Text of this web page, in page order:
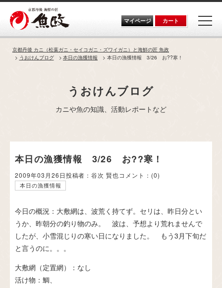
Skip
content
マイページ カート
京都丹後 カニ（松葉ガニ・セイコガニ・ズワイガニ）と海鮮の匠 魚政
うおけんブログ
本日の漁獲情報 本日の漁獲情報 3/26 お??寒！
うおけんブログ
カニや魚の知識、活動レポートなど
本日の漁獲情報 3/26 お??寒！
2009年03月26日投稿者：谷次 賢也コメント： (0)
本日の漁獲情報
今日の概況：大敷網は、波荒く持てず。セリは、昨日分とい
うか、昨朝分の釣り物のみ。 波は、予想より荒れませんで
したが、小雪混じりの寒い日になりました。 もう3月下旬だ
と言うのに。。。
大敷網（定置網）：なし
活け物：鯛、